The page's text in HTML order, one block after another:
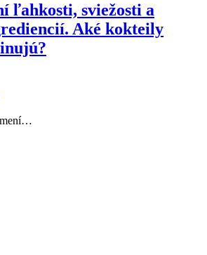
ľahkosti, sviežosti a
Aké kokteily
mení…